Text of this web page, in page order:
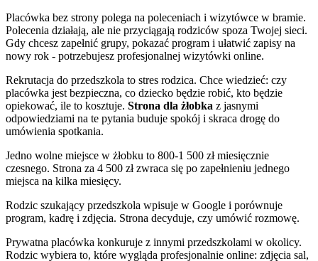
Placówka bez strony polega na poleceniach i wizytówce w bramie.
Polecenia działają, ale nie przyciągają rodziców spoza Twojej sieci.
Gdy chcesz zapełnić grupy, pokazać program i ułatwić zapisy na
nowy rok - potrzebujesz profesjonalnej wizytówki online.
Rekrutacja do przedszkola to stres rodzica. Chce wiedzieć: czy
placówka jest bezpieczna, co dziecko będzie robić, kto będzie
opiekować, ile to kosztuje. Strona dla żłobka z jasnymi
odpowiedziami na te pytania buduje spokój i skraca drogę do
umówienia spotkania.
Jedno wolne miejsce w żłobku to 800-1 500 zł miesięcznie
czesnego. Strona za 4 500 zł zwraca się po zapełnieniu jednego
miejsca na kilka miesięcy.
Rodzic szukający przedszkola wpisuje w Google i porównuje
program, kadrę i zdjęcia. Strona decyduje, czy umówić rozmowę.
Prywatna placówka konkuruje z innymi przedszkolami w okolicy.
Rodzic wybiera to, które wygląda profesjonalnie online: zdjęcia sal,